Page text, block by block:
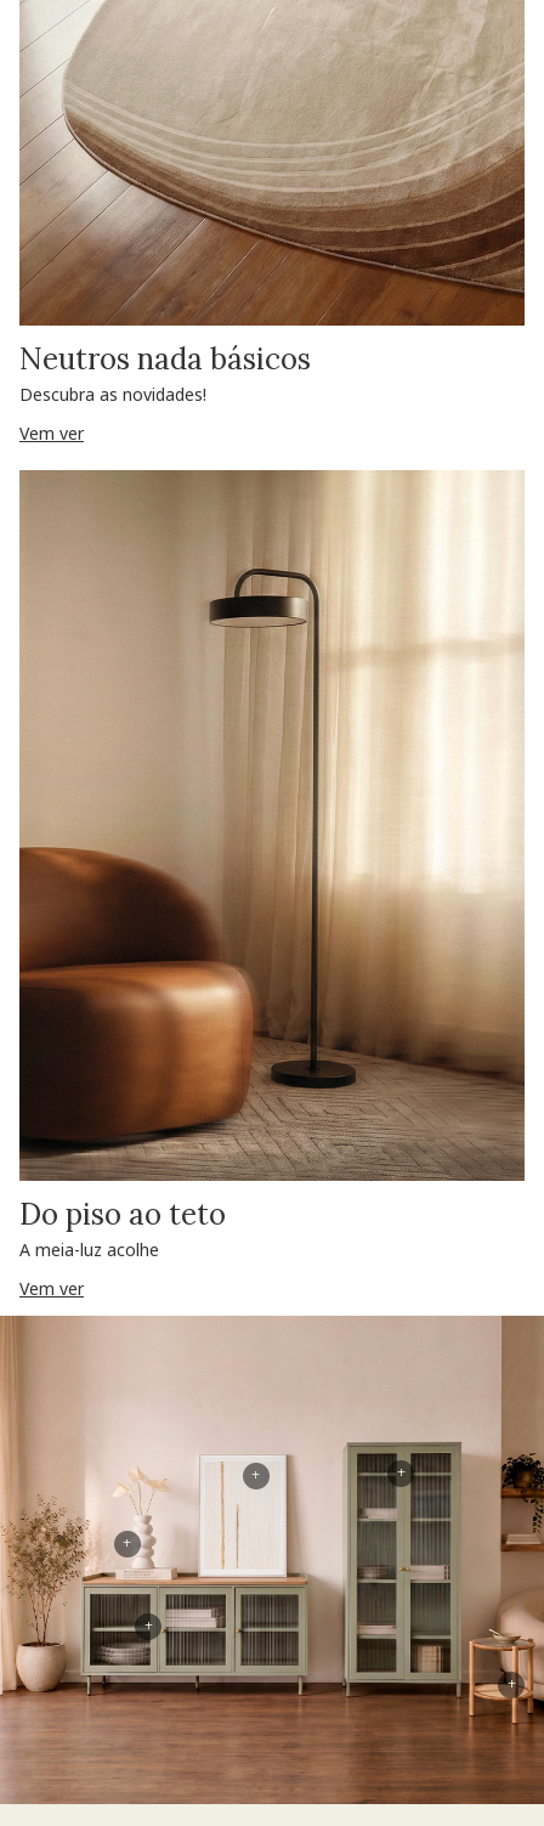
Neutros nada básicos
Descubra as novidades!
Vem ver
Do piso ao teto
A meia-luz acolhe
Vem ver
+
+
+
+
+